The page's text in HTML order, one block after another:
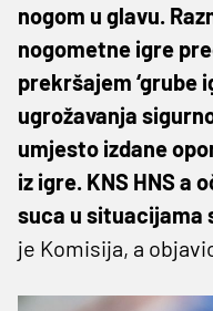
nogom u glavu.
nogometne igre
prekršajem ‘grube
ugrožavanja
umjesto izdane
iz igre. KNS HNS a
suca u situacijama
je Komisija, a